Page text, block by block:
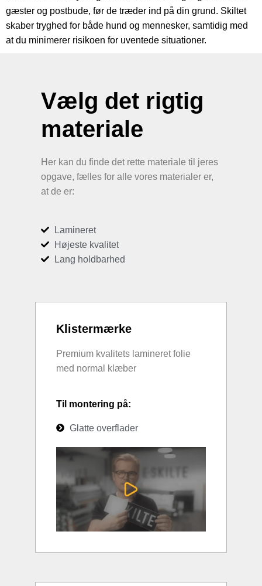
gæster og postbude, før de træder ind på din grund. Skiltet
skaber tryghed for både hund og mennesker, samtidig med
at du minimerer risikoen for uventede situationer.
Vælg det rigtig
materiale
Her kan du finde det rette materiale til jeres
opgave, fælles for alle vores materialer er,
at de er:
Lamineret
Højeste kvalitet
Lang holdbarhed
Klistermærke
Premium kvalitets lamineret folie
med normal klæber
Til montering på:
Glatte overflader